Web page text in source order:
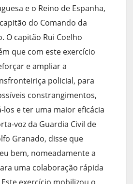
e o Reino de Espanha,
do Comando da
O capitão Rui Coelho
que com este exercício
e ampliar a
policial, para
constrangimentos,
los e ter uma maior eficácia
voz da Guardia Civil de
Granado, disse que
bem, nomeadamente a
uma colaboração rápida